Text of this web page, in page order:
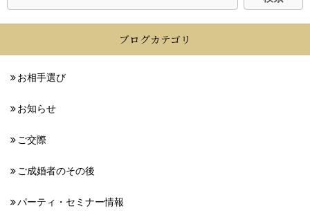
ブログカテゴリ
お相手選び
お知らせ
ご交際
ご成婚者のその後
パーティ・セミナー情報